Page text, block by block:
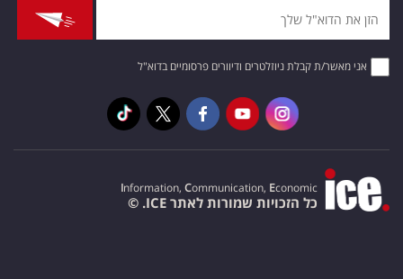
אני מאשר/ת קבלת ניוזלטרים ודיוורים פרסומיים בדוא"ל
Information, Communication, Economic
כל הזכויות שמורות לאתר ICE. ©